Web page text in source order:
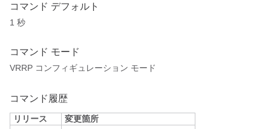
コマンド デフォルト
1 秒
コマンド モード
VRRP コンフィギュレーション モード
コマンド履歴
リリース
変更箇所